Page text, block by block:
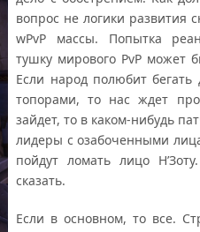
вопрос не логики развития
wPvP массы. Попытка
тушку мирового PvP может
Если народ полюбит
топорами, то нас ждет
зайдет, то в каком-нибудь
лидеры с озабоченными
пойдут ломать лицо
сказать.
Если в основном, то все.